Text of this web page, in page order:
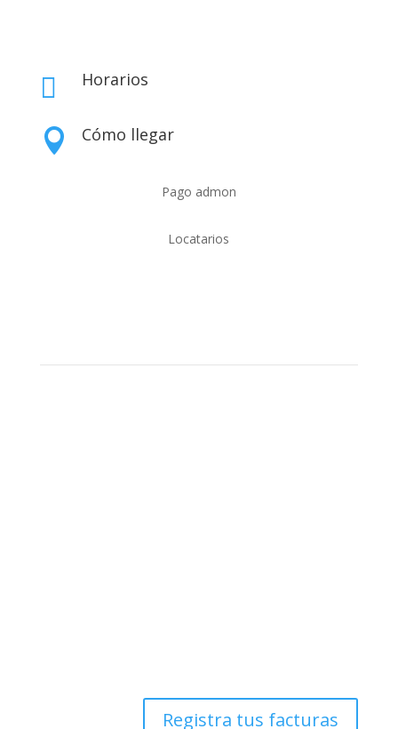
 Horarios
 Cómo llegar
Pago admon
Locatarios
Registra tus facturas